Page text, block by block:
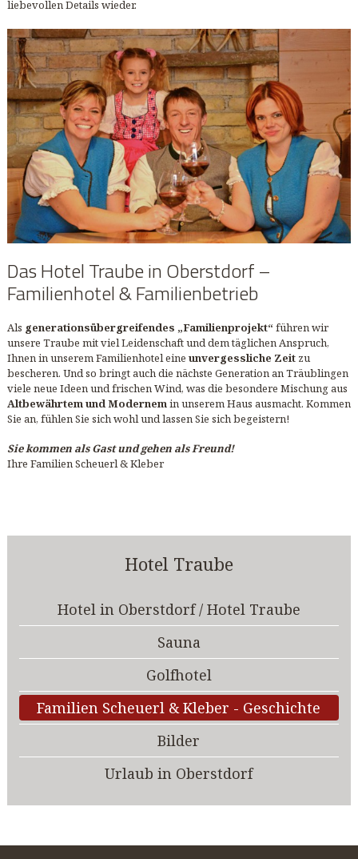
liebevollen Details wieder.
Das Hotel Traube in Oberstdorf –
Familienhotel & Familienbetrieb
Als generationsübergreifendes „Familienprojekt“führen wir
unsere Traube mit viel Leidenschaft und dem täglichen Anspruch,
Ihnen in unserem Familienhotel eine unvergessliche Zeitzu
bescheren. Und so bringt auch die nächste Generation an Träublingen
viele neue Ideen und frischen Wind, was die besondere Mischung aus
Altbewährtem und Modernemin unserem Haus ausmacht. Kommen
Sie an, fühlen Sie sich wohl und lassen Sie sich begeistern!
Sie kommen als Gast und gehen als Freund!
Ihre Familien Scheuerl & Kleber
Hotel Traube
Hotel in Oberstdorf / Hotel Traube
Sauna
Golfhotel
Familien Scheuerl & Kleber - Geschichte
Bilder
Urlaub in Oberstdorf